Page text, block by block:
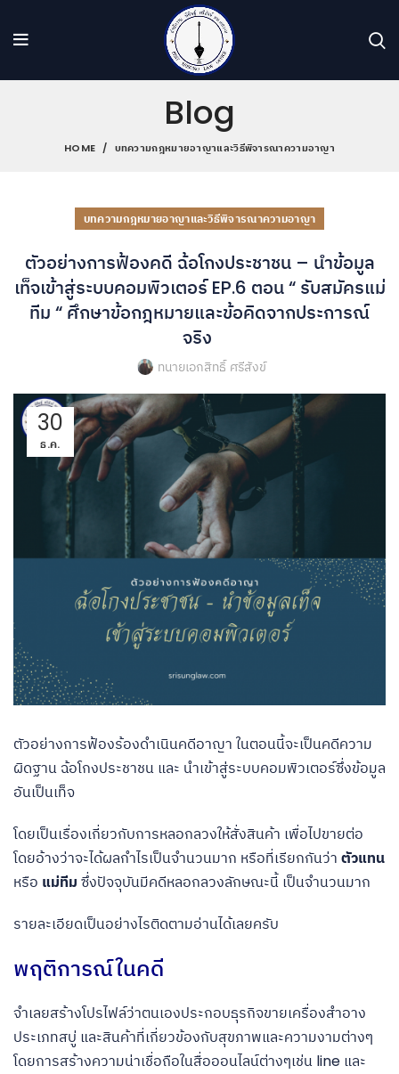
Blog
HOME บทความกฎหมายอาญาและวิธีพิจารณาความอาญา
บทความกฎหมายอาญาและวิธีพิจารณาความอาญา
ตัวอย่างการฟ้องคดี ฉ้อโกงประชาชน – นำข้อมูล
เท็จเข้าสู่ระบบคอมพิวเตอร์ EP.6 ตอน “ รับสมัครแม่
ทีม “ ศึกษาข้อกฎหมายและข้อคิดจากประการณ์
จริง
ทนายเอกสิทธิ์ ศรีสังข์
30
ธ.ค.
ตัวอย่างการฟ้องร้องดำเนินคดีอาญา ในตอนนี้จะเป็นคดีความ
ผิดฐาน ฉ้อโกงประชาชน และ นำเข้าสู่ระบบคอมพิวเตอร์ซึ่งข้อมูล
อันเป็นเท็จ
โดยเป็นเรื่องเกี่ยวกับการหลอกลวงให้สั่งสินค้า เพื่อไปขายต่อ
โดยอ้างว่าจะได้ผลกำไรเป็นจำนวนมาก หรือที่เรียกกันว่า ตัวแทน
หรือ แม่ทีม ซึ่งปัจจุบันมีคดีหลอกลวงลักษณะนี้ เป็นจำนวนมาก
รายละเอียดเป็นอย่างไรติดตามอ่านได้เลยครับ
พฤติการณ์ในคดี
จำเลยสร้างโปรไฟล์ว่าตนเองประกอบธุรกิจขายเครื่องสำอาง
ประเภทสบู่ และสินค้าที่เกี่ยวข้องกับสุขภาพและความงามต่างๆ
โดยการสร้างความน่าเชื่อถือในสื่อออนไลน์ต่างๆเช่น line และ